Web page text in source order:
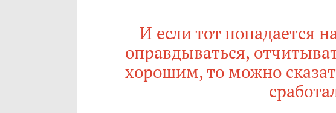
И если тот попадается
оправдываться,
хорошим, то можно